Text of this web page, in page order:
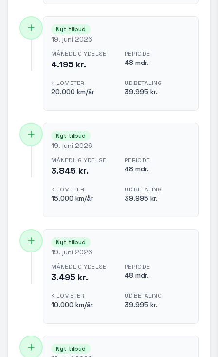
Nyt tilbud
19. juni 2026
MÅNEDLIG YDELSE
4.195 kr.
PERIODE
48 mdr.
KILOMETER
20.000 km/år
UDBETALING
39.995 kr.
Nyt tilbud
19. juni 2026
MÅNEDLIG YDELSE
3.845 kr.
PERIODE
48 mdr.
KILOMETER
15.000 km/år
UDBETALING
39.995 kr.
Nyt tilbud
19. juni 2026
MÅNEDLIG YDELSE
3.495 kr.
PERIODE
48 mdr.
KILOMETER
10.000 km/år
UDBETALING
39.995 kr.
Nyt tilbud